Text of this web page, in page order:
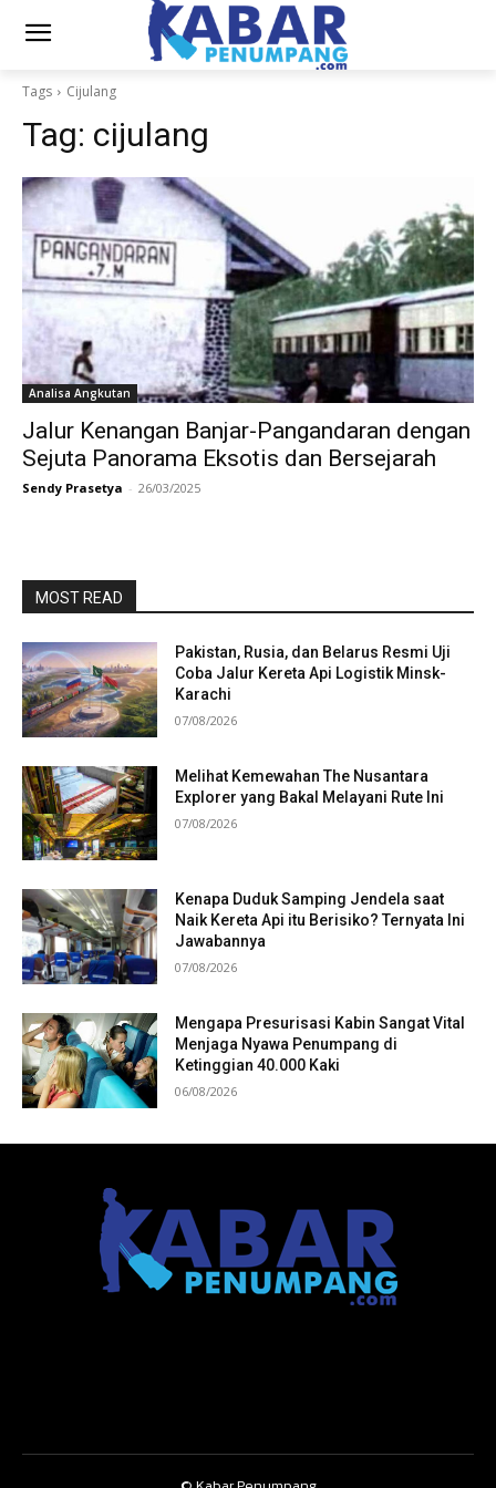
Tags Cijulang
Tag: cijulang
Analisa Angkutan
Jalur Kenangan Banjar-Pangandaran dengan
Sejuta Panorama Eksotis dan Bersejarah
Sendy Prasetya - 26/03/2025
MOST READ
Pakistan, Rusia, dan Belarus Resmi Uji
Coba Jalur Kereta Api Logistik Minsk-
Karachi
07/08/2026
Melihat Kemewahan The Nusantara
Explorer yang Bakal Melayani Rute Ini
07/08/2026
Kenapa Duduk Samping Jendela saat
Naik Kereta Api itu Berisiko? Ternyata Ini
Jawabannya
07/08/2026
Mengapa Presurisasi Kabin Sangat Vital
Menjaga Nyawa Penumpang di
Ketinggian 40.000 Kaki
06/08/2026